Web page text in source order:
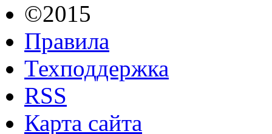
©2015
Правила
Техподдержка
RSS
Карта сайта